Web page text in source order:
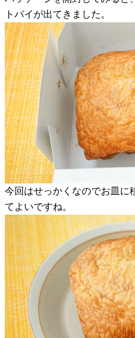
トパイが出てきました。
今回はせっかくなのでお皿に
てよいですね。